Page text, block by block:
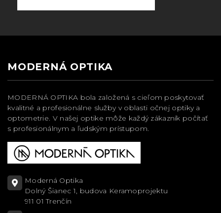
MODERNÁ OPTIKA
MODERNÁ OPTIKA bola založená s cieľom poskytovať
kvalitné a profesionálne služby v oblasti očnej optiky a
optometrie. V našej optike môže každý zákazník počítať
s profesionálnym a ľudským prístupom.
Moderná Optika
Dolný Šianec 1, budova Keramoprojektu
911 01 Trenčín